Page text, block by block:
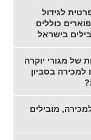
לגידול
כוללים
בישראל
של מגורי יוקרה
בסביון
מובילים